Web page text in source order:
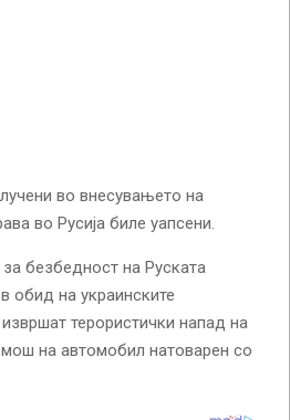
во внесувањето на
во Русија биле уапсени.
безбедност на Руската
обид на украинските
терористички напад на
на автомобил натоварен со